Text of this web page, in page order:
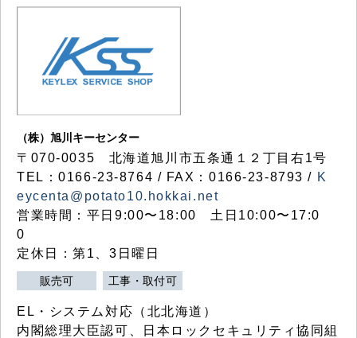
（株）旭川キーセンター
〒070-0035 北海道旭川市五条通１２丁目右1号
TEL：0166-23-8764 / FAX：0166-23-8793 / K
eycenta@potato10.hokkai.net
営業時間：平日9:00〜18:00 土日10:00〜17:0
0
定休日：第1、3日曜日
販売可 工事・取付可
EL・システム対応（北北海道）
内閣総理大臣認可、日本ロックセキュリティ協同組